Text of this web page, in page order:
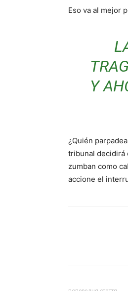
Eso va al mejor
Y
¿Quién
tribunal decidirá
zumban como
accione el